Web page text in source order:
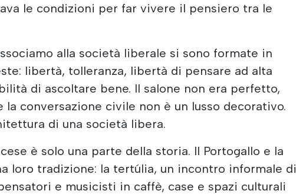
le condizioni per far vivere il pensiero tra le
alla società liberale si sono formate in
libertà, tolleranza, libertà di pensare ad alta
di ascoltare bene. Il salone non era perfetto,
la conversazione civile non è un lusso decorativo.
di una società libera.
è solo una parte della storia. Il Portogallo e la
loro tradizione: la tertúlia, un incontro informale di
e musicisti in caffè, case e spazi culturali